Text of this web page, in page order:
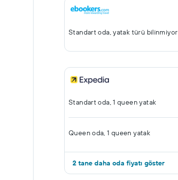
Standart oda, yatak türü bilinmiyor
Standart oda, 1 queen yatak
Queen oda, 1 queen yatak
2 tane daha oda fiyatı göster